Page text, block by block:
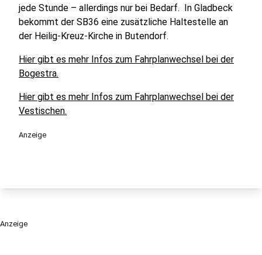
jede Stunde – allerdings nur bei Bedarf. In Gladbeck
bekommt der SB36 eine zusätzliche Haltestelle an
der Heilig-Kreuz-Kirche in Butendorf.
Hier gibt es mehr Infos zum Fahrplanwechsel bei der
Bogestra.
Hier gibt es mehr Infos zum Fahrplanwechsel bei der
Vestischen.
Anzeige
Anzeige